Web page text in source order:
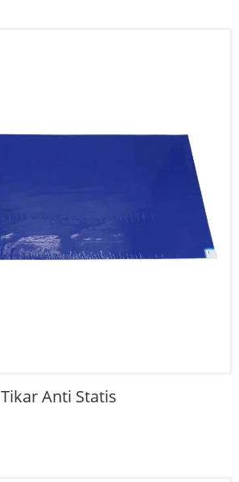
Tikar Anti Statis